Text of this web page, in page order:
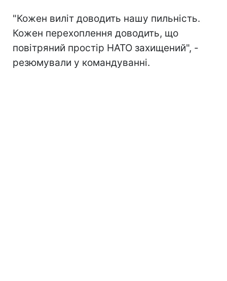
"Кожен виліт доводить нашу пильність.
Кожен перехоплення доводить, що
повітряний простір НАТО захищений", -
резюмували у командуванні.